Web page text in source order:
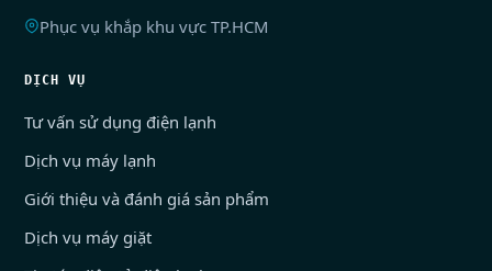
Phục vụ khắp khu vực TP.HCM
DỊCH VỤ
Tư vấn sử dụng điện lạnh
Dịch vụ máy lạnh
Giới thiệu và đánh giá sản phẩm
Dịch vụ máy giặt